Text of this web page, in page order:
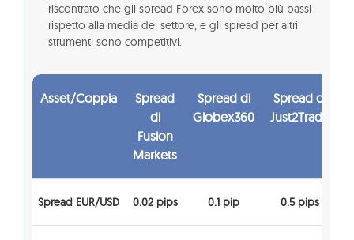
riscontrato che gli spread Forex sono molto più bassi
rispetto alla media del settore, e gli spread per altri
strumenti sono competitivi.
Asset/Coppia
Spread
di
Fusion
Markets
Spread di
Globex360
Spread di
Just2Trade
Spread EUR/USD 0.02 pips 0.1 pip 0.5 pips